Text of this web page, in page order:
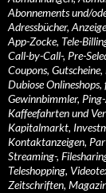
Abonnements und/
Adressbücher,
App-Zocke, Tele-
Call-by-Call-, Pre-
Coupons,
Dubiose
Gewinnbimmler,
Kaffeefahrten und
Kapitalmarkt,
Kontaktanzeigen,
Streaming-,
Teleshopping,
Zeitschriften,